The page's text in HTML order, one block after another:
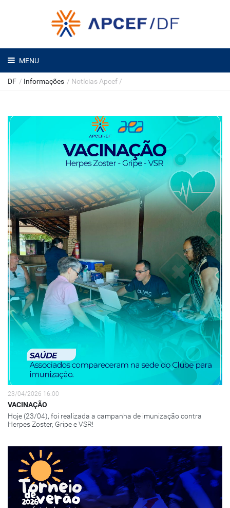
MENU
DF / Informações / Notícias Apcef /
23/04/2026 16:00
VACINAÇÃO
Hoje (23/04), foi realizada a campanha de imunização contra
Herpes Zoster, Gripe e VSR!